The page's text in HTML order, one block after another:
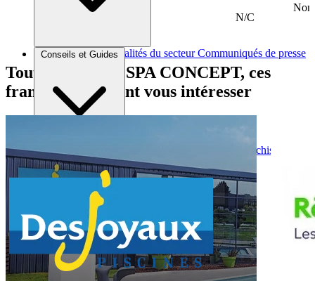
Brèves et actus Actualités du secteur Communiqués de presse
Conseils et Guides
Conseils généraux Devenir franchiseur
N/C
Tout comme BE SPA CONCEPT, ces
franchises peuvent vous intéresser